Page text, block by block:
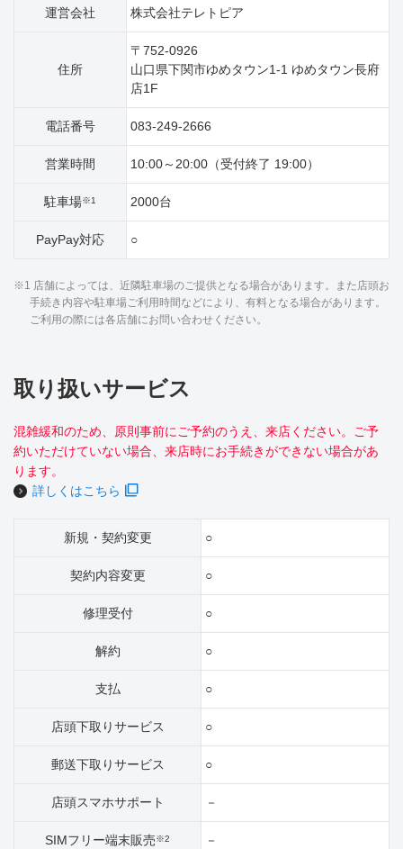
運営会社 株式会社テレトピア
住所
〒752-0926
山口県下関市ゆめタウン1‐1 ゆめタウン長府
店1F
電話番号 083-249-2666
営業時間 10:00～20:00（受付終了 19:00）
駐車場※1 2000台
PayPay対応 ○
※1 店舗によっては、近隣駐車場のご提供となる場合があります。また店頭お
手続き内容や駐車場ご利用時間などにより、有料となる場合があります。
ご利用の際には各店舗にお問い合わせください。
取り扱いサービス
混雑緩和のため、原則事前にご予約のうえ、来店ください。ご予
約いただけていない場合、来店時にお手続きができない場合があ
ります。
詳しくはこちら
新規・契約変更 ○
契約内容変更 ○
修理受付 ○
解約 ○
支払 ○
店頭下取りサービス ○
郵送下取りサービス ○
店頭スマホサポート －
SIMフリー端末販売※2 －